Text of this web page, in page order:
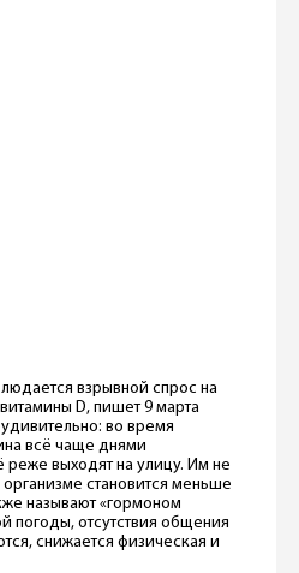
взрывной спрос на
D, пишет 9 марта
во время
всё чаще днями
выходят на улицу. Им не
организме становится меньше
называют «гормоном
погоды, отсутствия общения
снижается физическая и